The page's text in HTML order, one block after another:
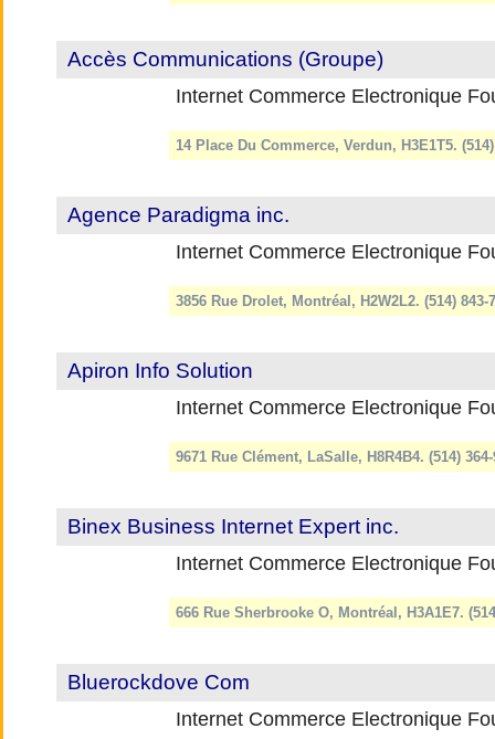
Accès Communications (Groupe)
Internet Commerce Electronique
14 Place Du Commerce, Verdun, H3E1T5.
Agence Paradigma inc.
Internet Commerce Electronique
3856 Rue Drolet, Montréal, H2W2L2. (514) 843-
Apiron Info Solution
Internet Commerce Electronique
9671 Rue Clément, LaSalle, H8R4B4. (514)
Binex Business Internet Expert inc.
Internet Commerce Electronique
666 Rue Sherbrooke O, Montréal, H3A1E7.
Bluerockdove Com
Internet Commerce Electronique